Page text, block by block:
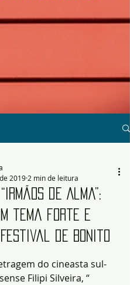
de Alma”:
tema forte e
de Bonito
2019 2 min de leitura
com NaN de 5 estrelas.
do cineasta sul-
Filipi Silveira, “